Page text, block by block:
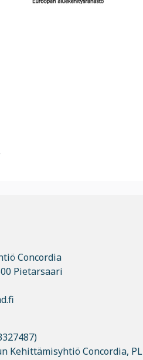
Concordia
Pietarsaari
Kehittämisyhtiö Concordia, PL